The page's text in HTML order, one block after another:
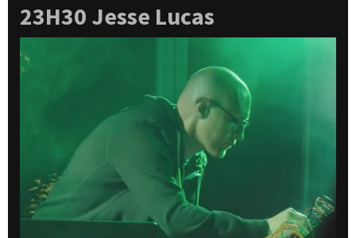
23H30 Jesse Lucas